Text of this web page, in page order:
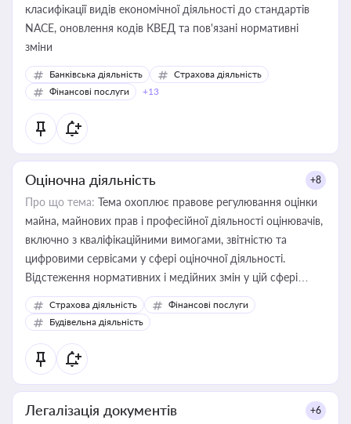
класифікації видів економічної діяльності до стандартів
NACE, оновлення кодів КВЕД та пов'язані нормативні
зміни
Банківська діяльність
Страхова діяльність
Фінансові послуги
+13
Оціночна діяльність +8
Про що тема: Тема охоплює правове регулювання оцінки
майна, майнових прав і професійної діяльності оцінювачів,
включно з кваліфікаційними вимогами, звітністю та
цифровими сервісами у сфері оціночної діяльності.
Відстеження нормативних і медійних змін у цій сфері
корисне для власника бізнесу, керівника, юриста або
бухгалтера під час оподаткування, приватизації, оренди
державного майна, корпоративних угод і перевірки
статусу суб'єктів оціночної діяльності
Страхова діяльність
Фінансові послуги
Будівельна діяльність
Легалізація документів +6